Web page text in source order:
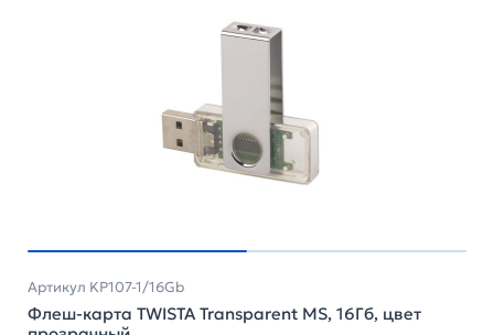
Артикул KP107-1/16Gb
Флеш-карта TWISTA Transparent MS, 16Гб, цвет